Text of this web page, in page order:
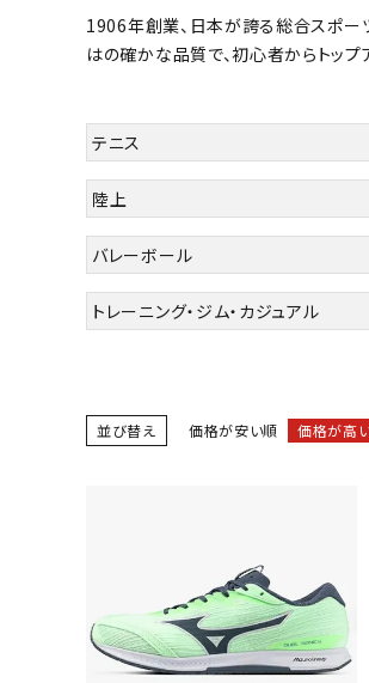
アイテムから選ぶ
SALE品はこちら
INFORMATIOM
ご利用ガイド
特定商取引法
1906年創業、日本が誇る総合スポーツ
はの確かな品質で、初心者からトップ
テニス
陸上
バレーボール
トレーニング・ジム・カジュアル
並び替え 価格が安い順 価格が高